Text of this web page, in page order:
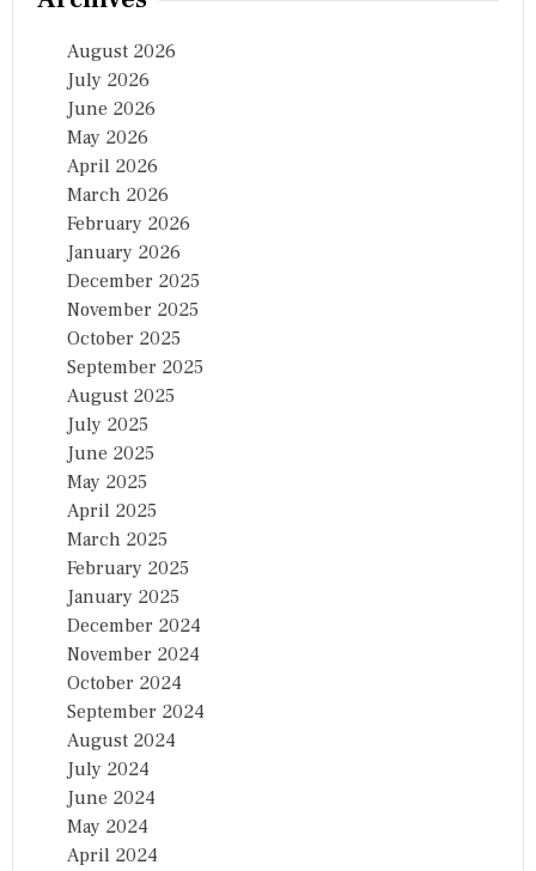
August 2026
July 2026
June 2026
May 2026
April 2026
March 2026
February 2026
January 2026
December 2025
November 2025
October 2025
September 2025
August 2025
July 2025
June 2025
May 2025
April 2025
March 2025
February 2025
January 2025
December 2024
November 2024
October 2024
September 2024
August 2024
July 2024
June 2024
May 2024
April 2024